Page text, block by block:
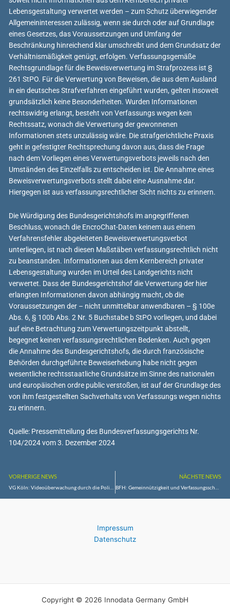
Lebensgestaltung verwertet werden – zum Schutz überwiegender
Allgemeininteressen zulässig, wenn sie durch oder auf Grundlage
eines Gesetzes, das Voraussetzungen und Umfang der
Beschränkung hinreichend klar umschreibt und dem Grundsatz der
Verhältnismäßigkeit genügt, erfolgen. Verfassungsgemäße
Rechtsgrundlage für die Beweisverwertung im Strafprozess ist §
261 StPO. Für die Verwertung von Beweisen, die aus dem Ausland
in ein deutsches Strafverfahren eingeführt wurden, gelten insoweit
grundsätzlich keine Besonderheiten. Wurden Informationen
rechtswidrig erlangt, besteht von Verfassungs wegen kein
Rechtssatz, wonach die Verwertung der gewonnenen
Informationen stets unzulässig wäre. Die strafgerichtliche Praxis
geht in gefestigter Rechtsprechung davon aus, dass die Frage
nach dem Vorliegen eines Verwertungsverbots jeweils nach den
Umständen des Einzelfalls zu entscheiden ist. Die Annahme eines
Beweisverwertungsverbots stellt dabei eine Ausnahme dar.
Hiergegen ist aus verfassungsrechtlicher Sicht nichts zu erinnern.
Die Würdigung des Bundesgerichtshofs im angegriffenen
Beschluss, wonach die EncroChat-Daten keinem aus einem
Verfahrensfehler abgeleiteten Beweisverwertungsverbot
unterliegen, ist nach diesen Maßstäben verfassungsrechtlich nicht
zu beanstanden. Informationen aus dem Kernbereich privater
Lebensgestaltung wurden im Urteil des Landgerichts nicht
verwertet. Dass der Bundesgerichtshof die Verwertung der hier
erlangten Informationen davon abhängig macht, ob die
Voraussetzungen der – nicht unmittelbar anwendbaren – § 100e
Abs. 6, § 100b Abs. 2 Nr. 5 Buchstabe b StPO vorliegen, und dabei
auf eine Betrachtung zum Verwertungszeitpunkt abstellt,
begegnet keinen verfassungsrechtlichen Bedenken. Auch gegen
die Annahme des Bundesgerichtshofs, die durch französische
Behörden durchgeführte Beweiserhebung habe nicht gegen
wesentliche rechtsstaatliche Grundsätze im Sinne des nationalen
und europäischen ordre public verstoßen, ist auf der Grundlage des
von ihm festgestellten Sachverhalts von Verfassungs wegen nichts
zu erinnern.
Quelle: Pressemitteilung des Bundesverfassungsgerichts Nr.
104/2024 vom 3. Dezember 2024
VORHERIGE NEWS NÄCHSTE NEWS
Impressum
Datenschutz
Copyright © 2026 Innodata Germany GmbH